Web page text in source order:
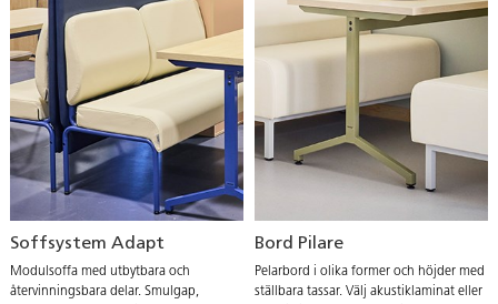
Soffsystem Adapt
Modulsoffa med utbytbara och
återvinningsbara delar. Smulgap,
Bord Pilare
Pelarbord i olika former och höjder med
ställbara tassar. Välj akustiklaminat eller